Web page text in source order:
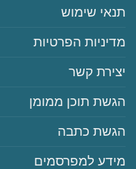
‏‏תנאי שימוש
‏‏מדיניות הפרטיות
‏יצירת קשר
‏הגשת תוכן ממומן
‏הגשת כתבה
‏‏מידע למפרסמים